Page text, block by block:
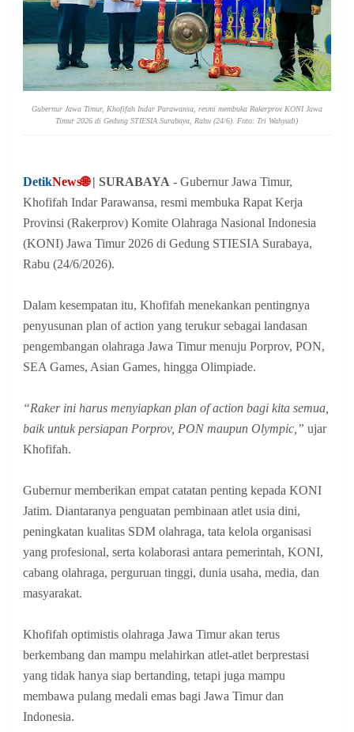
Gubernur Jawa Timur, Khofifah Indar Parawansa, resmi membuka Rakerprov KONI Jawa
Timur 2026 di Gedung STIESIA Surabaya, Rabu (24/6). Foto: Tri Wahyudi)
DetikNews🌐| SURABAYA - Gubernur Jawa Timur,
Khofifah Indar Parawansa, resmi membuka Rapat Kerja
Provinsi (Rakerprov) Komite Olahraga Nasional Indonesia
(KONI) Jawa Timur 2026 di Gedung STIESIA Surabaya,
Rabu (24/6/2026).
Dalam kesempatan itu, Khofifah menekankan pentingnya
penyusunan plan of action yang terukur sebagai landasan
pengembangan olahraga Jawa Timur menuju Porprov, PON,
SEA Games, Asian Games, hingga Olimpiade.
“Raker ini harus menyiapkan plan of action bagi kita semua,
baik untuk persiapan Porprov, PON maupun Olympic,” ujar
Khofifah.
Gubernur memberikan empat catatan penting kepada KONI
Jatim. Diantaranya penguatan pembinaan atlet usia dini,
peningkatan kualitas SDM olahraga, tata kelola organisasi
yang profesional, serta kolaborasi antara pemerintah, KONI,
cabang olahraga, perguruan tinggi, dunia usaha, media, dan
masyarakat.
Khofifah optimistis olahraga Jawa Timur akan terus
berkembang dan mampu melahirkan atlet-atlet berprestasi
yang tidak hanya siap bertanding, tetapi juga mampu
membawa pulang medali emas bagi Jawa Timur dan
Indonesia.